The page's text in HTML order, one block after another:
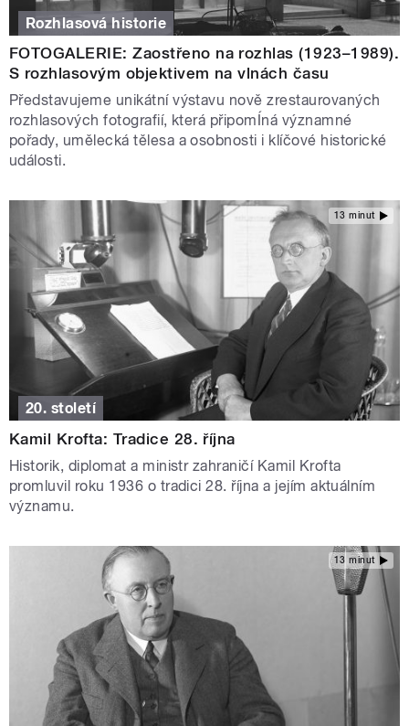
Rozhlasová historie
FOTOGALERIE: Zaostřeno na rozhlas (1923–1989).
S rozhlasovým objektivem na vlnách času
Představujeme unikátní výstavu nově zrestaurovaných
rozhlasových fotografií, která připomÍná významné
pořady, umělecká tělesa a osobnosti i klíčové historické
události.
13 minut
20. století
Kamil Krofta: Tradice 28. října
Historik, diplomat a ministr zahraničí Kamil Krofta
promluvil roku 1936 o tradici 28. října a jejím aktuálním
významu.
13 minut